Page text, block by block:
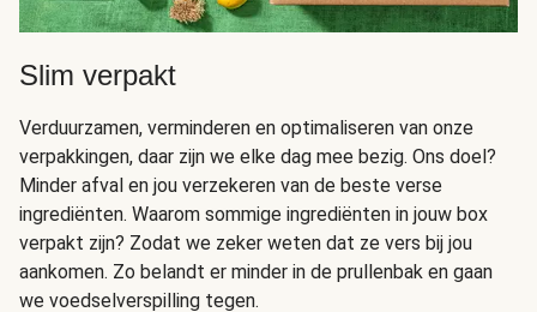
Slim verpakt
Verduurzamen, verminderen en optimaliseren van onze
verpakkingen, daar zijn we elke dag mee bezig. Ons doel?
Minder afval en jou verzekeren van de beste verse
ingrediënten. Waarom sommige ingrediënten in jouw box
verpakt zijn? Zodat we zeker weten dat ze vers bij jou
aankomen. Zo belandt er minder in de prullenbak en gaan
we voedselverspilling tegen.